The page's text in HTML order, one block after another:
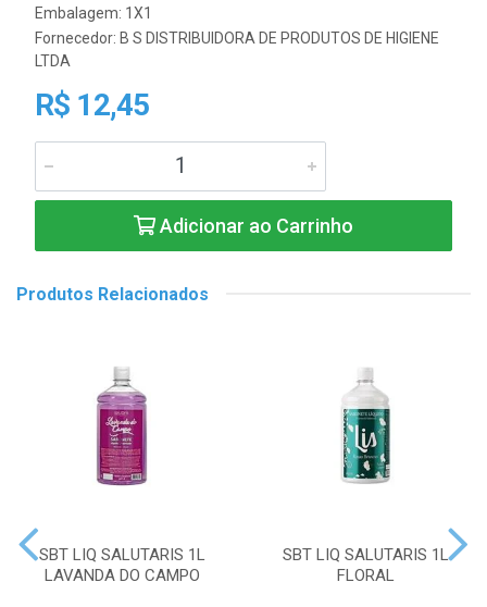
Embalagem: 1X1
Fornecedor: B S DISTRIBUIDORA DE PRODUTOS DE HIGIENE
LTDA
R$ 12,45
Adicionar ao Carrinho
Produtos Relacionados
SBT LIQ SALUTARIS 1L
LAVANDA DO CAMPO
SBT LIQ SALUTARIS 1L
FLORAL